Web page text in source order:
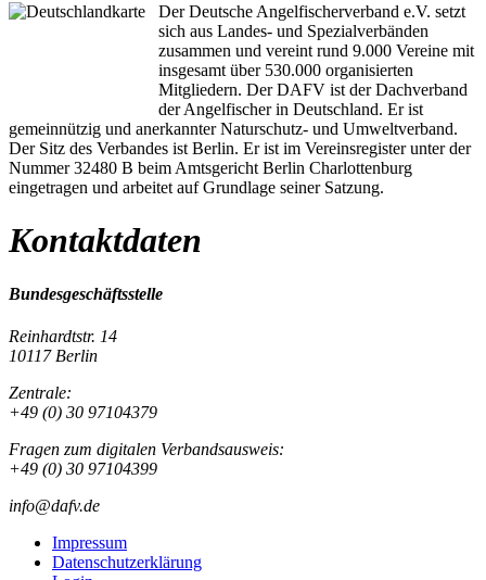
Der Deutsche Angelfischerverband e.V. setzt
sich aus Landes- und Spezialverbänden
zusammen und vereint rund 9.000 Vereine mit
insgesamt über 530.000 organisierten
Mitgliedern. Der DAFV ist der Dachverband
der Angelfischer in Deutschland. Er ist
gemeinnützig und anerkannter Naturschutz- und Umweltverband.
Der Sitz des Verbandes ist Berlin. Er ist im Vereinsregister unter der
Nummer 32480 B beim Amtsgericht Berlin Charlottenburg
eingetragen und arbeitet auf Grundlage seiner Satzung.
Kontaktdaten
Bundesgeschäftsstelle
Reinhardtstr. 14
10117 Berlin
Zentrale:
+49 (0) 30 97104379
Fragen zum digitalen Verbandsausweis:
+49 (0) 30 97104399
info@dafv.de
Impressum
Datenschutzerklärung